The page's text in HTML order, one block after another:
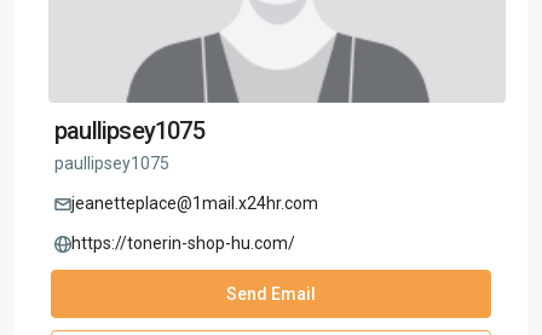
paullipsey1075
paullipsey1075
jeanetteplace@1mail.x24hr.com
https://tonerin-shop-hu.com/
Send Email